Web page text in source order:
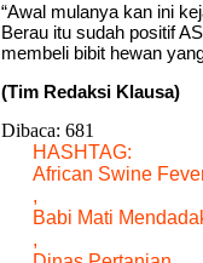
“Awal mulanya kan ini
Berau itu sudah positif
membeli bibit hewan
(Tim Redaksi Klausa)
Dibaca: 681
HASHTAG:
African Swine
,
Babi Mati
,